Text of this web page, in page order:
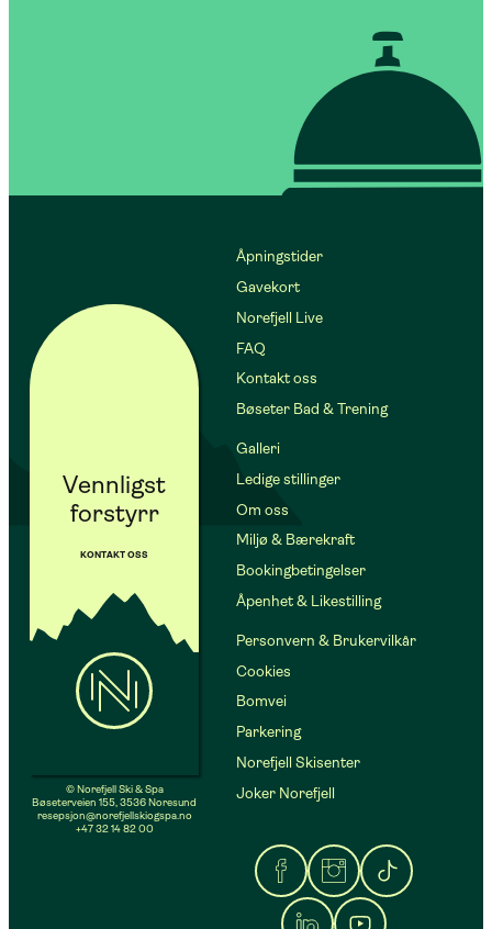
Vennligst
forstyrr
KONTAKT OSS
© Norefjell Ski & Spa
Bøseterveien 155, 3536 Noresund
resepsjon@norefjellskiogspa.no
+47 32 14 82 00
Åpningstider
Gavekort
Norefjell Live
FAQ
Kontakt oss
Bøseter Bad & Trening
Galleri
Ledige stillinger
Om oss
Miljø & Bærekraft
Bookingbetingelser
Åpenhet & Likestilling
Personvern & Brukervilkår
Cookies
Bomvei
Parkering
Norefjell Skisenter
Joker Norefjell